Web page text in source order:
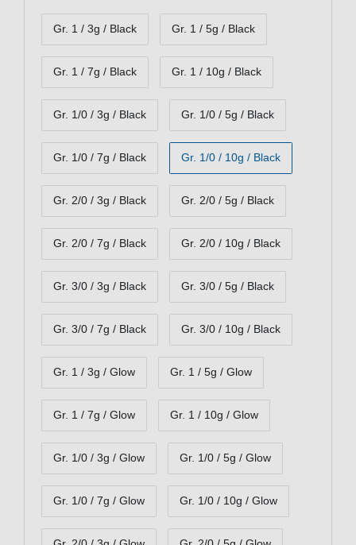
Gr. 1 / 3g / Black Gr. 1 / 5g / Black
Gr. 1 / 7g / Black Gr. 1 / 10g / Black
Gr. 1/0 / 3g / Black Gr. 1/0 / 5g / Black
Gr. 1/0 / 7g / Black Gr. 1/0 / 10g / Black
Gr. 2/0 / 3g / Black Gr. 2/0 / 5g / Black
Gr. 2/0 / 7g / Black Gr. 2/0 / 10g / Black
Gr. 3/0 / 3g / Black Gr. 3/0 / 5g / Black
Gr. 3/0 / 7g / Black Gr. 3/0 / 10g / Black
Gr. 1 / 3g / Glow Gr. 1 / 5g / Glow
Gr. 1 / 7g / Glow Gr. 1 / 10g / Glow
Gr. 1/0 / 3g / Glow Gr. 1/0 / 5g / Glow
Gr. 1/0 / 7g / Glow Gr. 1/0 / 10g / Glow